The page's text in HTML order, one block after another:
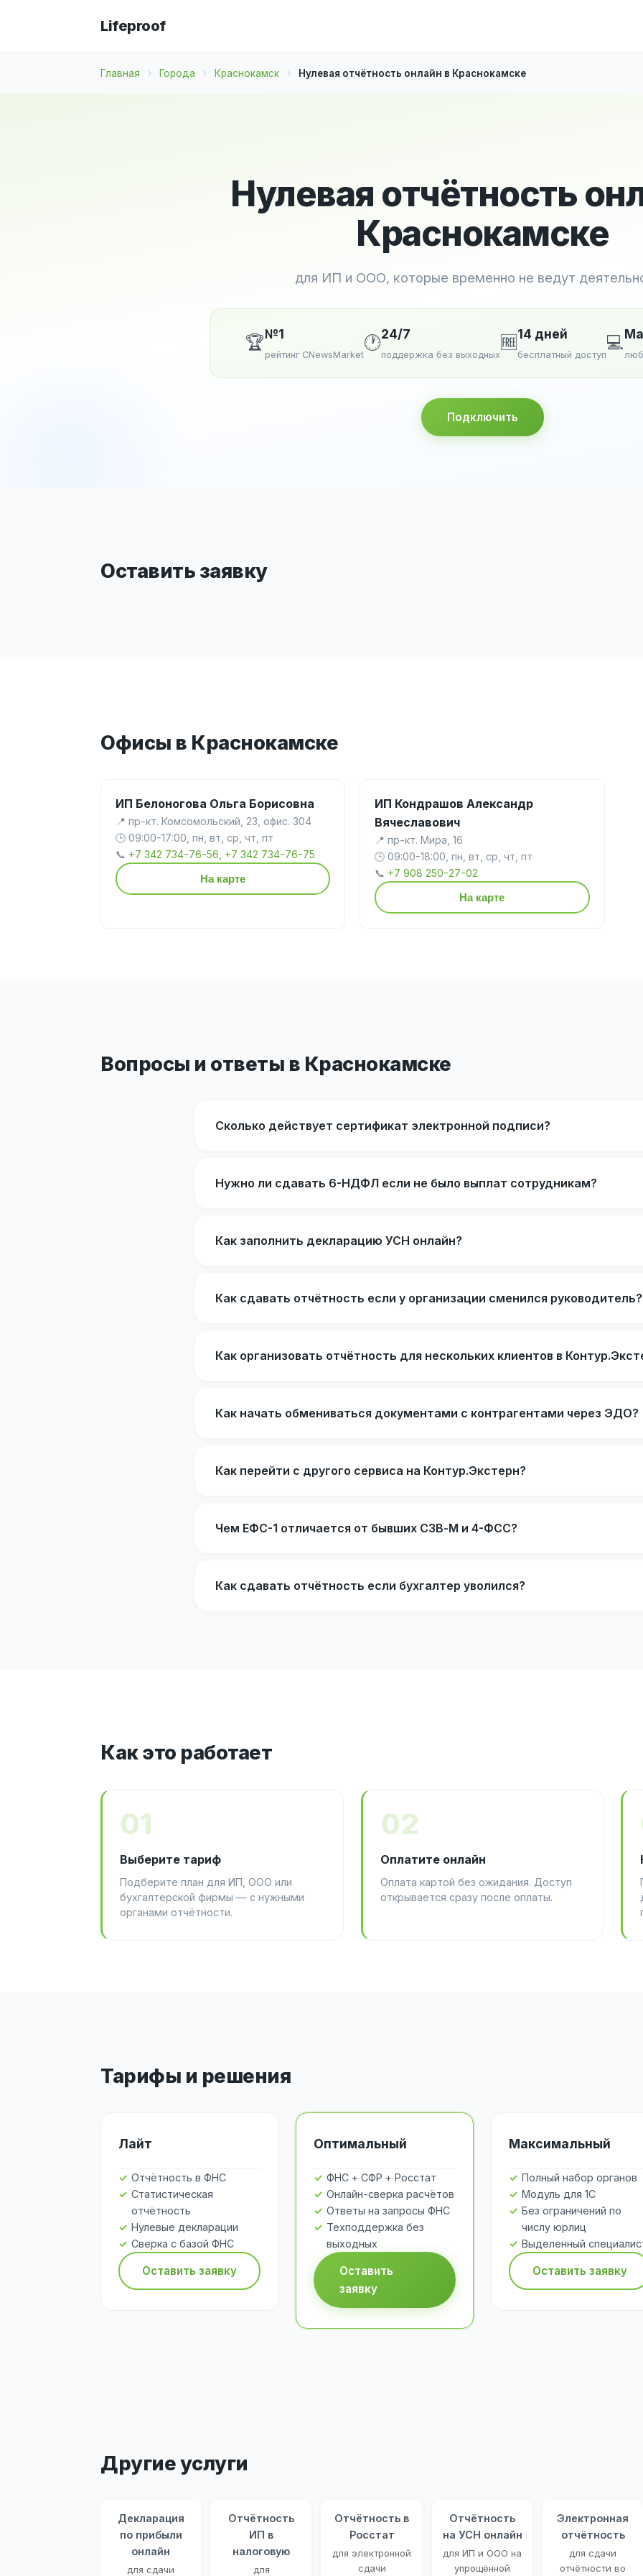
Lifeproof
Главная Города Краснокамск Нулевая отчётность онлайн в Краснокамске
Нулевая отчётность
Краснокамске
для ИП и ООО, которые временно не ведут
🏆№1
рейтинг CNewsMarket
🕐24/7
поддержка без выходных
🆓14 дней
бесплатный доступ
💻
Подключить
Оставить заявку
Офисы в Краснокамске
ИП Белоногова Ольга Борисовна
📍 пр-кт. Комсомольский, 23, офис. 304
🕒 09:00-17:00, пн, вт, ср, чт, пт
📞 +7 342 734-76-56, +7 342 734-76-75
На карте
ИП Кондрашов Александр
Вячеславович
📍 пр-кт. Мира, 16
🕒 09:00-18:00, пн, вт, ср, чт, пт
📞 +7 908 250-27-02
На карте
Вопросы и ответы в Краснокамске
Сколько действует сертификат электронной подписи?
Нужно ли сдавать 6-НДФЛ если не было выплат сотрудникам?
Как заполнить декларацию УСН онлайн?
Как сдавать отчётность если у организации сменился руководитель?
Как организовать отчётность для нескольких клиентов в
Как начать обмениваться документами с контрагентами через ЭДО?
Как перейти с другого сервиса на Контур.Экстерн?
Чем ЕФС-1 отличается от бывших СЗВ-М и 4-ФСС?
Как сдавать отчётность если бухгалтер уволился?
Как это работает
01
Выберите тариф
Подберите план для ИП, ООО или
бухгалтерской фирмы — с нужными
органами отчётности.
02
Оплатите онлайн
Оплата картой без ожидания. Доступ
открывается сразу после оплаты.
Тарифы и решения
Лайт
Отчётность в ФНС
Статистическая
отчётность
Нулевые декларации
Сверка с базой ФНС
Оставить заявку
Оптимальный
ФНС + СФР + Росстат
Онлайн-сверка расчётов
Ответы на запросы ФНС
Техподдержка без
выходных
Оставить
заявку
Максимальный
Полный набор органов
Модуль для 1С
Без ограничений по
числу юрлиц
Выделенный
Оставить заявку
Другие услуги
Декларация
по прибыли
онлайн
для сдачи
Отчётность
ИП в
налоговую
для
Отчётность в
Росстат
для электронной
сдачи
Отчётность
на УСН онлайн
для ИП и ООО на
упрощённой
Электронная
отчётность
для сдачи
отчётности во